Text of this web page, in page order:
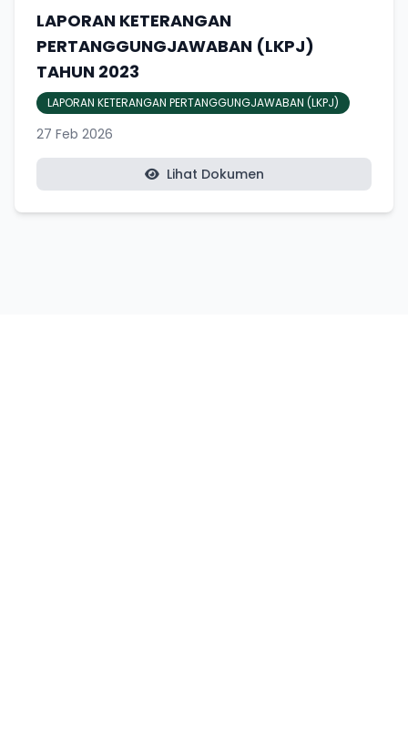
LAPORAN KETERANGAN
PERTANGGUNGJAWABAN (LKPJ)
TAHUN 2023
LAPORAN KETERANGAN PERTANGGUNGJAWABAN (LKPJ)
27 Feb 2026
Lihat Dokumen